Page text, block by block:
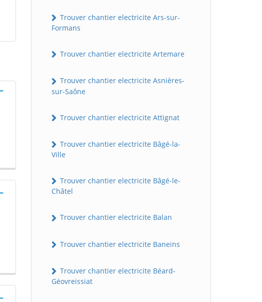
Trouver chantier electricite Ars-sur-
Formans
Trouver chantier electricite Artemare
Trouver chantier electricite Asnières-
sur-Saône
Trouver chantier electricite Attignat
Trouver chantier electricite Bâgé-la-
Ville
Trouver chantier electricite Bâgé-le-
Châtel
Trouver chantier electricite Balan
Trouver chantier electricite Baneins
Trouver chantier electricite Béard-
Géovreissiat